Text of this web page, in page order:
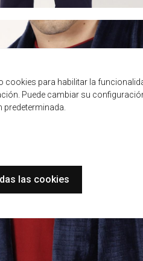
para habilitar la
Puede cambiar su
las cookies